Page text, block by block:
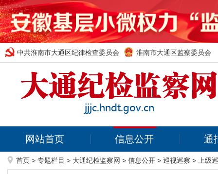
中共淮南市大通区纪律检查委员会 淮南市大通区监察委员会
网站首页 信息公开 通
首页 > 专题栏目 > 大通纪检监察网 > 信息公开 > 巡视巡察 > 上级